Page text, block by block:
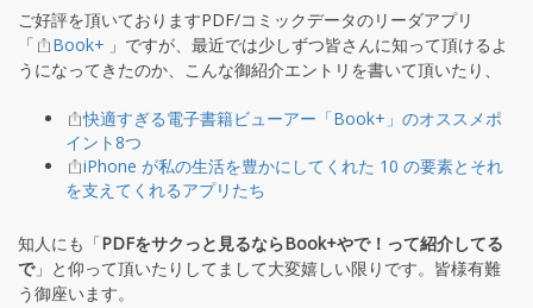
ご好評を頂いておりますPDF/コミックデータのリーダアプリ
「
Book+ 」ですが、最近では少しずつ皆さんに知って頂けるよ
うになってきたのか、こんな御紹介エントリを書いて頂いたり、
快適すぎる電子書籍ビューアー「Book+」のオススメポ
イント8つ
iPhone が私の生活を豊かにしてくれた 10 の要素とそれ
を支えてくれるアプリたち
知人にも「PDFをサクっと見るならBook+やで！って紹介してる
で」と仰って頂いたりしてまして大変嬉しい限りです。皆様有難
う御座います。